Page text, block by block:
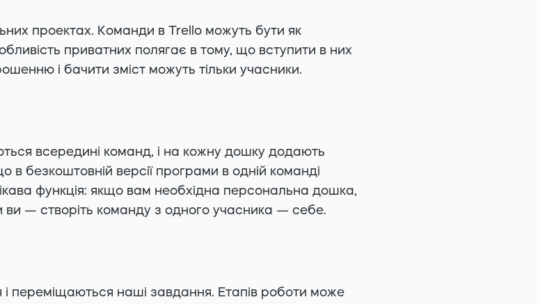
проектах. Команди в Trello можуть бути як
приватних полягає в тому, що вступити в них
і бачити зміст можуть тільки учасники.
всередині команд, і на кожну дошку додають
в безкоштовній версії програми в одній команді
функція: якщо вам необхідна персональна дошка,
ви — створіть команду з одного учасника — себе.
переміщаються наші завдання. Етапів роботи може